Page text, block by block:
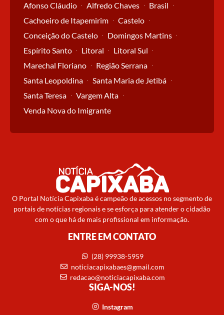
Afonso Cláudio Alfredo Chaves
Brasil
Cachoeiro de Itapemirim
Castelo
Conceição do Castelo
Domingos Martins
Espírito Santo
Litoral
Litoral Sul
Marechal Floriano
Região Serrana
Santa Leopoldina
Santa Maria de Jetibá
Santa Teresa
Vargem Alta
Venda Nova do Imigrante
O Portal Notícia Capixaba é campeão de acessos no segmento de
portais de notícias regionais e se esforça para atender o cidadão
com o que há de mais profissional em informação.
ENTRE EM CONTATO
(28) 99938-5959
noticiacapixabaes@gmail.com
redacao@noticiacapixaba.com
SIGA-NOS!
Instagram